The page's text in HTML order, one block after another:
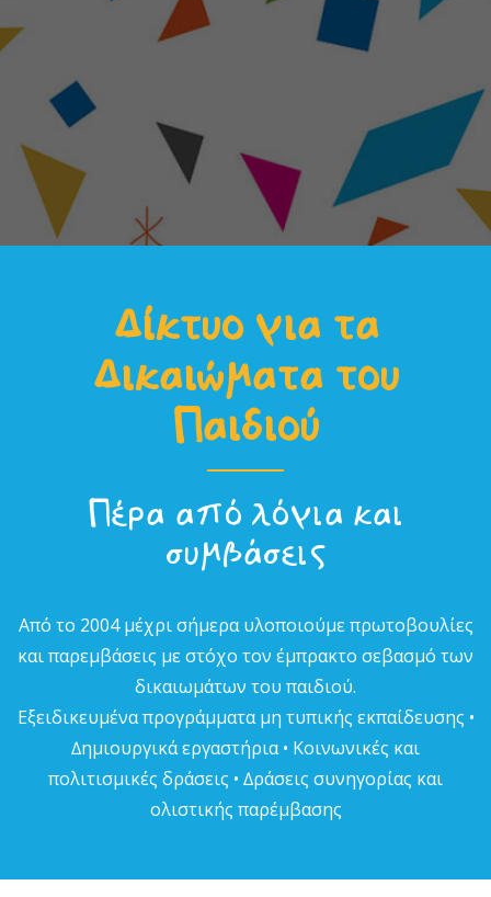
Δίκτυο για τα
Δικαιώµατα του
Παιδιού
Πέρα από λόγια και
συµβάσεις
Από το 2004 µέχρι σήµερα υλοποιούµε πρωτοβουλίες
και παρεµβάσεις µε στόχο τον έµπρακτο σεβασµό των
δικαιωµάτων του παιδιού.
Εξειδικευµένα προγράµµατα µη τυπικής εκπαίδευσης •
∆ηµιουργικά εργαστήρια • Κοινωνικές και
πολιτισµικές δράσεις • ∆ράσεις συνηγορίας και
ολιστικής παρέµβασης